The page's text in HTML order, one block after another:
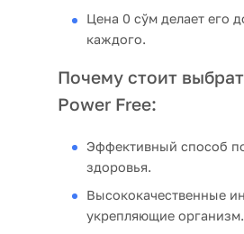
Цена 0 сўм делает его
каждого.
Почему стоит
Power Free:
Эффективный способ
здоровья.
Высококачественные
укрепляющие организм.